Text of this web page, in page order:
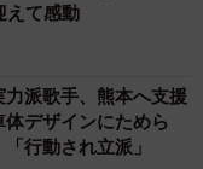
えて感動
力派歌手、熊本へ支援
デザインにためら
行動され立派」